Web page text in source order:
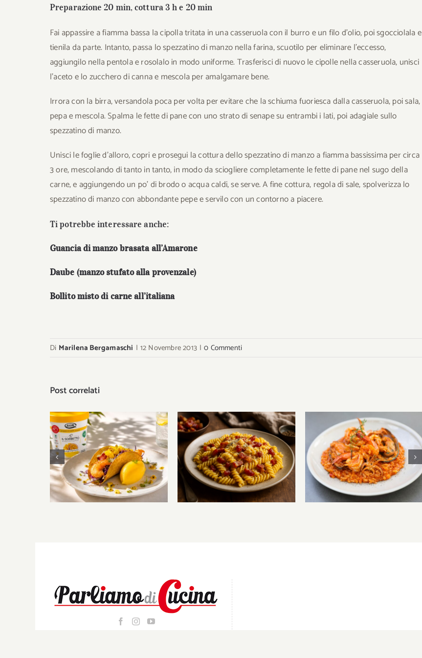
Preparazione 20 min, cottura 3 h e 20 min
Fai appassire a fiamma bassa la cipolla tritata in una casseruola con il burro e un filo d’olio, poi sgocciolala e
tienila da parte. Intanto, passa lo spezzatino di manzo nella farina, scuotilo per eliminare l’eccesso,
aggiungilo nella pentola e rosolalo in modo uniforme. Trasferisci di nuovo le cipolle nella casseruola, unisci
l’aceto e lo zucchero di canna e mescola per amalgamare bene.
Irrora con la birra, versandola poca per volta per evitare che la schiuma fuoriesca dalla casseruola, poi sala,
pepa e mescola. Spalma le fette di pane con uno strato di senape su entrambi i lati, poi adagiale sullo
spezzatino di manzo.
Unisci le foglie d’alloro, copri e prosegui la cottura dello spezzatino di manzo a fiamma bassissima per circa
3 ore, mescolando di tanto in tanto, in modo da sciogliere completamente le fette di pane nel sugo della
carne, e aggiungendo un po’ di brodo o acqua caldi, se serve. A fine cottura, regola di sale, spolverizza lo
spezzatino di manzo con abbondante pepe e servilo con un contorno a piacere.
Ti potrebbe interessare anche:
Guancia di manzo brasata all’Amarone
Daube (manzo stufato alla provenzale)
Bollito misto di carne all’italiana
Di Marilena Bergamaschi | 12 Novembre 2013 | 0 Commenti
Post correlati